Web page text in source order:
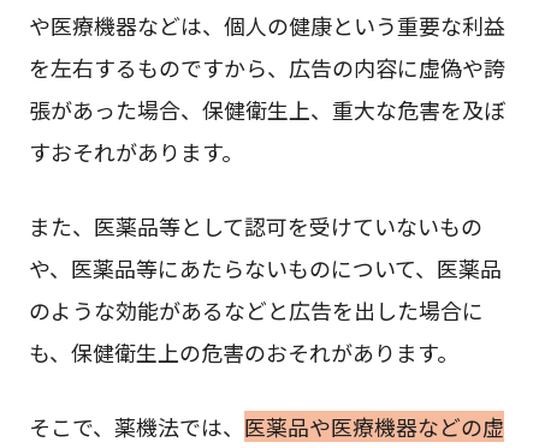
や医療機器などは、個人の健康という重要な利益
を左右するものですから、広告の内容に虚偽や誇
張があった場合、保健衛生上、重大な危害を及ぼ
すおそれがあります。
また、医薬品等として認可を受けていないもの
や、医薬品等にあたらないものについて、医薬品
のような効能があるなどと広告を出した場合に
も、保健衛生上の危害のおそれがあります。
そこで、薬機法では、 医薬品や医療機器などの虚